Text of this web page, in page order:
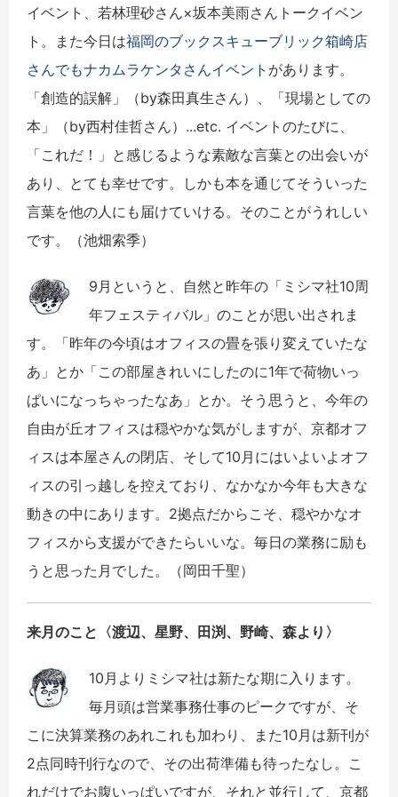
イベント、若林理砂さん×坂本美雨さんトークイベン
ト。また今日は福岡のブックスキューブリック箱崎店
さんでもナカムラケンタさんイベント があります。
「創造的誤解」（by森田真生さん）、「現場としての
本」（by西村佳哲さん）...etc. イベントのたびに、
「これだ！」と感じるような素敵な言葉との出会いが
あり、とても幸せです。しかも本を通じてそういった
言葉を他の人にも届けていける。そのことがうれしい
です。（池畑索季）
9月というと、自然と昨年の「ミシマ社10周
年フェスティバル」のことが思い出されま
す。「昨年の今頃はオフィスの畳を張り変えていたな
あ」とか「この部屋きれいにしたのに1年で荷物いっ
ぱいになっちゃったなあ」とか。そう思うと、今年の
自由が丘オフィスは穏やかな気がしますが、京都オフ
ィスは本屋さんの閉店、そして10 月にはいよいよオフ
ィスの引っ越しを控えており、なかなか今年も大きな
動きの中にあります。2拠点だからこそ、穏やかなオ
フィスから支援ができたらいいな。毎日の業務に励も
うと思った月でした。（岡田千聖）
来月のこと〈渡辺、星野、田渕、野崎、森より〉
10月よりミシマ社は新たな期に入ります。
毎月頭は営業事務仕事のピークですが、そ
こに決算業務のあれこれも加わり、また10月は新刊が
2点同時刊行なので、その出荷準備も待ったなし。こ
れだけでお腹いっぱいですが、それと並行して、京都